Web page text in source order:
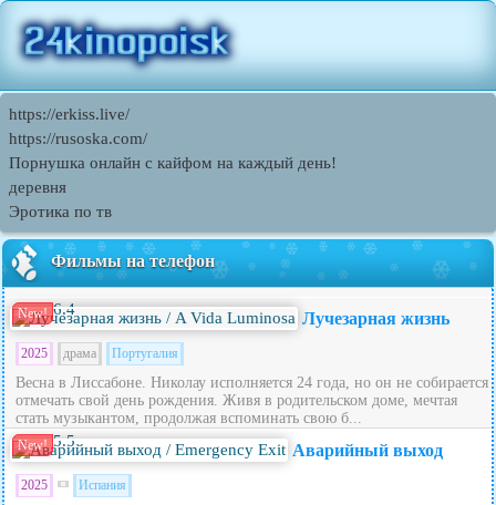
https://erkiss.live/
https://rusoska.com/
Порнушка онлайн с кайфом на каждый день!
деревня
Эротика по тв
Фильмы на телефон
New! 6.4 Лучезарная жизнь
2025 драма Португалия
Весна в Лиссабоне. Николау исполняется 24 года, но он не собирается
отмечать свой день рождения. Живя в родительском доме, мечтая
стать музыкантом, продолжая вспоминать свою б...
New! 5.5 Аварийный выход
2025 Испания